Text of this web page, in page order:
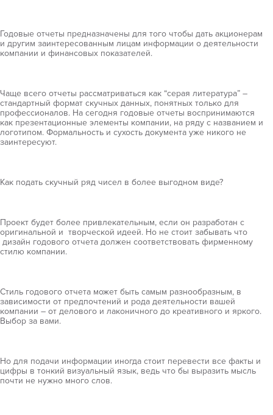
Годовые отчеты предназначены для того чтобы дать акционерам
и другим заинтересованным лицам информации о деятельности
компании и финансовых показателей.
Чаще всего отчеты рассматриваться как “серая литература” –
стандартный формат скучных данных, понятных только для
профессионалов. На сегодня годовые отчеты воспринимаются
как презентационные элементы компании, на ряду с названием и
логотипом. Формальность и сухость документа уже никого не
заинтересуют.
Как подать скучный ряд чисел в более выгодном виде?
Проект будет более привлекательным, если он разработан с
оригинальной и творческой идеей. Но не стоит забывать что
дизайн годового отчета должен соответствовать фирменному
стилю компании.
Стиль годового отчета может быть самым разнообразным, в
зависимости от предпочтений и рода деятельности вашей
компании – от делового и лаконичного до креативного и яркого.
Выбор за вами.
Но для подачи информации иногда стоит перевести все факты и
цифры в тонкий визуальный язык, ведь что бы выразить мысль
почти не нужно много слов.